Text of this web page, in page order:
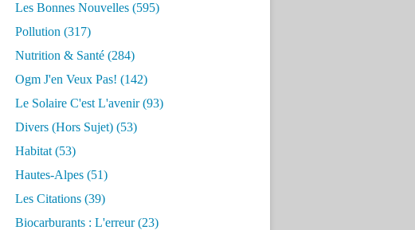
Les Bonnes Nouvelles (595)
Pollution (317)
Nutrition & Santé (284)
Ogm J'en Veux Pas! (142)
Le Solaire C'est L'avenir(93)
Divers (hors Sujet) (53)
Habitat (53)
Hautes-Alpes (51)
Les Citations (39)
Biocarburants : L'erreur(23)